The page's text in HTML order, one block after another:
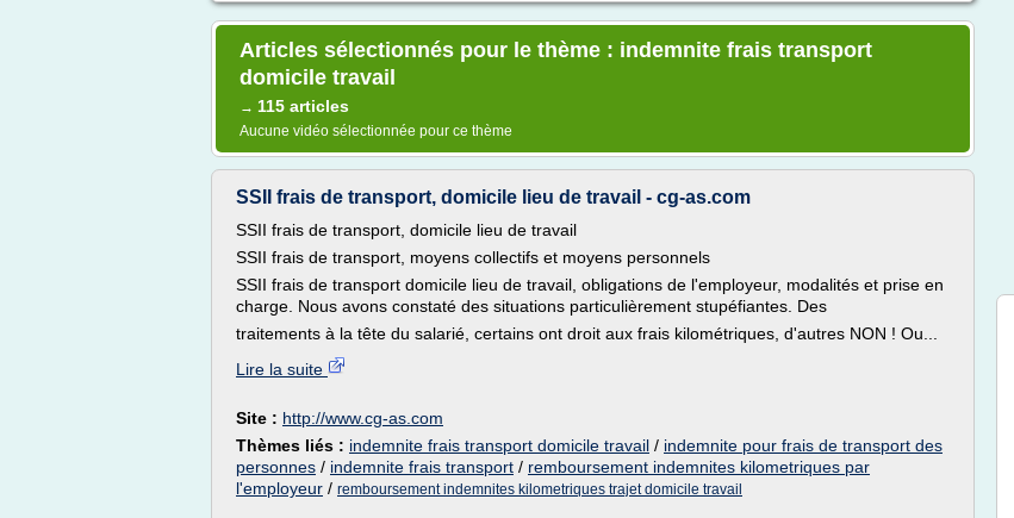
Articles sélectionnés pour le thème : indemnite frais transport
domicile travail
→ 115 articles
Aucune vidéo sélectionnée pour ce thème
SSII frais de transport, domicile lieu de travail - cg-as.com
SSII frais de transport, domicile lieu de travail
SSII frais de transport, moyens collectifs et moyens personnels
SSII frais de transport domicile lieu de travail, obligations de l'employeur, modalités et prise en
charge. Nous avons constaté des situations particulièrement stupéfiantes. Des
traitements à la tête du salarié, certains ont droit aux frais kilométriques, d'autres NON ! Ou...
Lire la suite
Site : http://www.cg-as.com
Thèmes liés : indemnite frais transport domicile travail / indemnite pour frais de transport des
personnes / indemnite frais transport / remboursement indemnites kilometriques par
l'employeur / remboursement indemnites kilometriques trajet domicile travail